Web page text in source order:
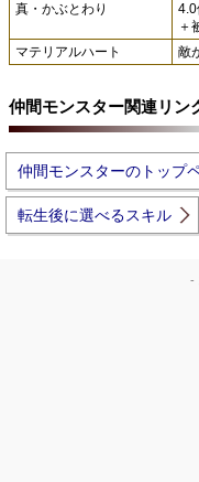
真・かぶとわり
4.0
＋
マテリアルハート
敵
仲間モンスター関連リン
仲間モンスターのトップ
転生後に選べるスキル
-